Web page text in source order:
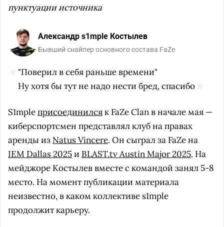
пунктуации источника
Александр s1mple Костылев
Бывший снайпер основного состава FaZe
"Поверил в себя раньше времени"
Ну хотя бы тут не надо нести бред, спасибо
S1mpleприсоединилсяк FaZe Clan в начале мая —
киберспортсмен представлял клуб на правах
аренды из Natus Vincere. Он сыграл за FaZe на
IEM Dallas 2025и BLAST.tv Austin Major 2025. На
мейджоре Костылев вместе с командой занял 5-8
место. На момент публикации материала
неизвестно, в каком коллективе s1mple
продолжит карьеру.